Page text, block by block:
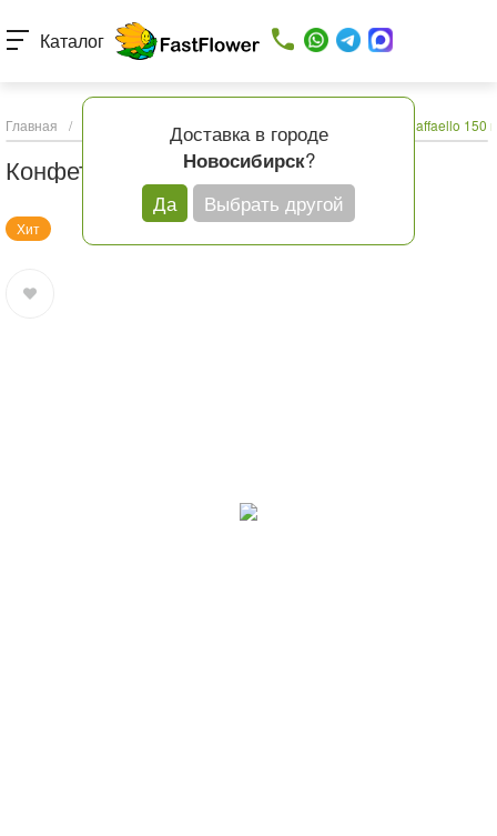
Доставка в городе
Новосибирск?
Да
Выбрать другой
Каталог
Главная / Каталог товаров Конфеты Raffaello 150 г
Конфеты Raffaello 150 г
Хит